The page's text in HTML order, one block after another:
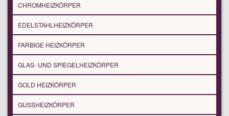
CHROMHEIZKÖRPER
EDELSTAHLHEIZKÖRPER
FARBIGE HEIZKÖRPER
GLAS- UND SPIEGELHEIZKÖRPER
GOLD HEIZKÖRPER
GUSSHEIZKÖRPER